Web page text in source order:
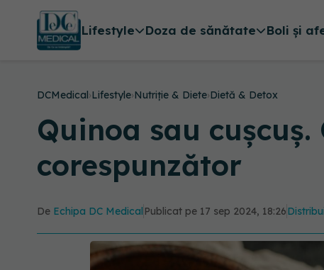
Lifestyle Doza de sănătate Boli și
DCMedical›Lifestyle›Nutriție & Diete›Dietă & Detox
Quinoa sau
corespunzător
De Echipa DC Medical Publicat pe 17 sep 2024, 18:26